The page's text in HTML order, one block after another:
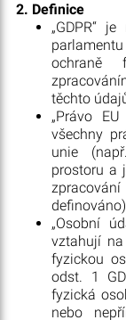
2. Definice
„GDPR“
ochraně
těchto
„Právo
všechny
unie
prostoru a
„Osobní
vztahují
fyzickou
odst. 1
fyzická
nebo